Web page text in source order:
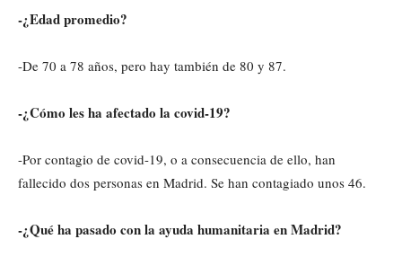
-¿Edad promedio?
-De 70 a 78 años, pero hay también de 80 y 87.
-¿Cómo les ha afectado la covid-19?
-Por contagio de covid-19, o a consecuencia de ello, han
fallecido dos personas en Madrid. Se han contagiado unos 46.
-¿Qué ha pasado con la ayuda humanitaria en Madrid?